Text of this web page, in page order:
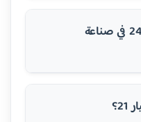
هل يمكن استخدام عيار 24 في صناعة